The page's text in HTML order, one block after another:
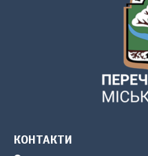
КОНТАКТИ